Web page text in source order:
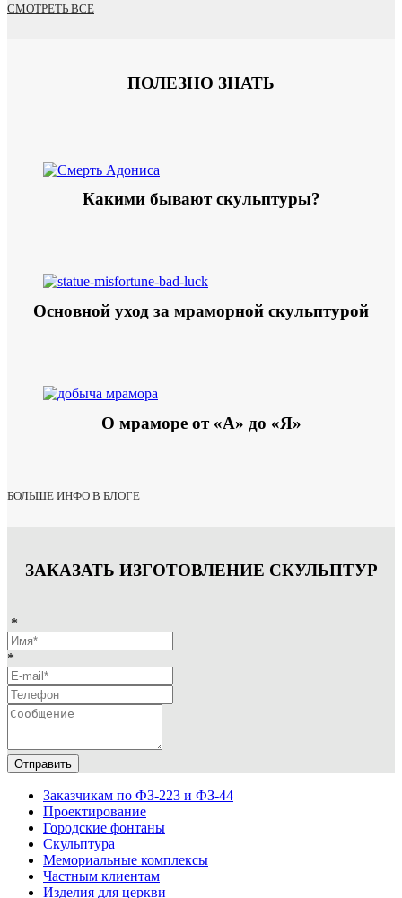
СМОТРЕТЬ ВСЕ
ПОЛЕЗНО ЗНАТЬ
Какими бывают скульптуры?
Основной уход за мраморной скульптурой
О мраморе от «А» до «Я»
БОЛЬШЕ ИНФО В БЛОГЕ
ЗАКАЗАТЬ ИЗГОТОВЛЕНИЕ СКУЛЬПТУР
*
*
Отправить
Заказчикам по ФЗ-223 и ФЗ-44
Проектирование
Городские фонтаны
Скульптура
Мемориальные комплексы
Частным клиентам
Изделия для церкви